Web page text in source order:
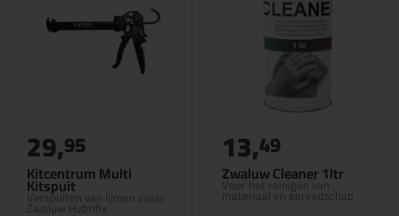
Kitcentrum Multi
Kitspuit
Verspuiten van lijmen zoals
Zwaluw Hybrifix
29,95
Zwaluw Cleaner 1ltr
Voor het reinigen van
materiaal en gereedschap
13,49